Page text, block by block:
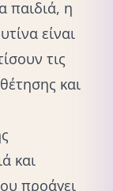
παιδιά, η
είναι
τις
και
και
προάγει